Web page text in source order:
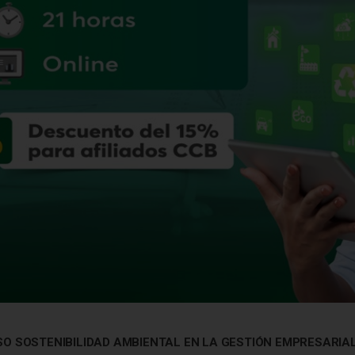
SOSTENIBILIDAD AMBIENTAL EN LA GESTIÓN